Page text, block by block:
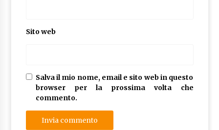
Sito web
Salva il mio nome, email e sito web in questo
browser per la prossima volta che
commento.